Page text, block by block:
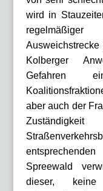
wird in
Kolberger
Gefahren
aber auch der
Spreewald
dieser, keine